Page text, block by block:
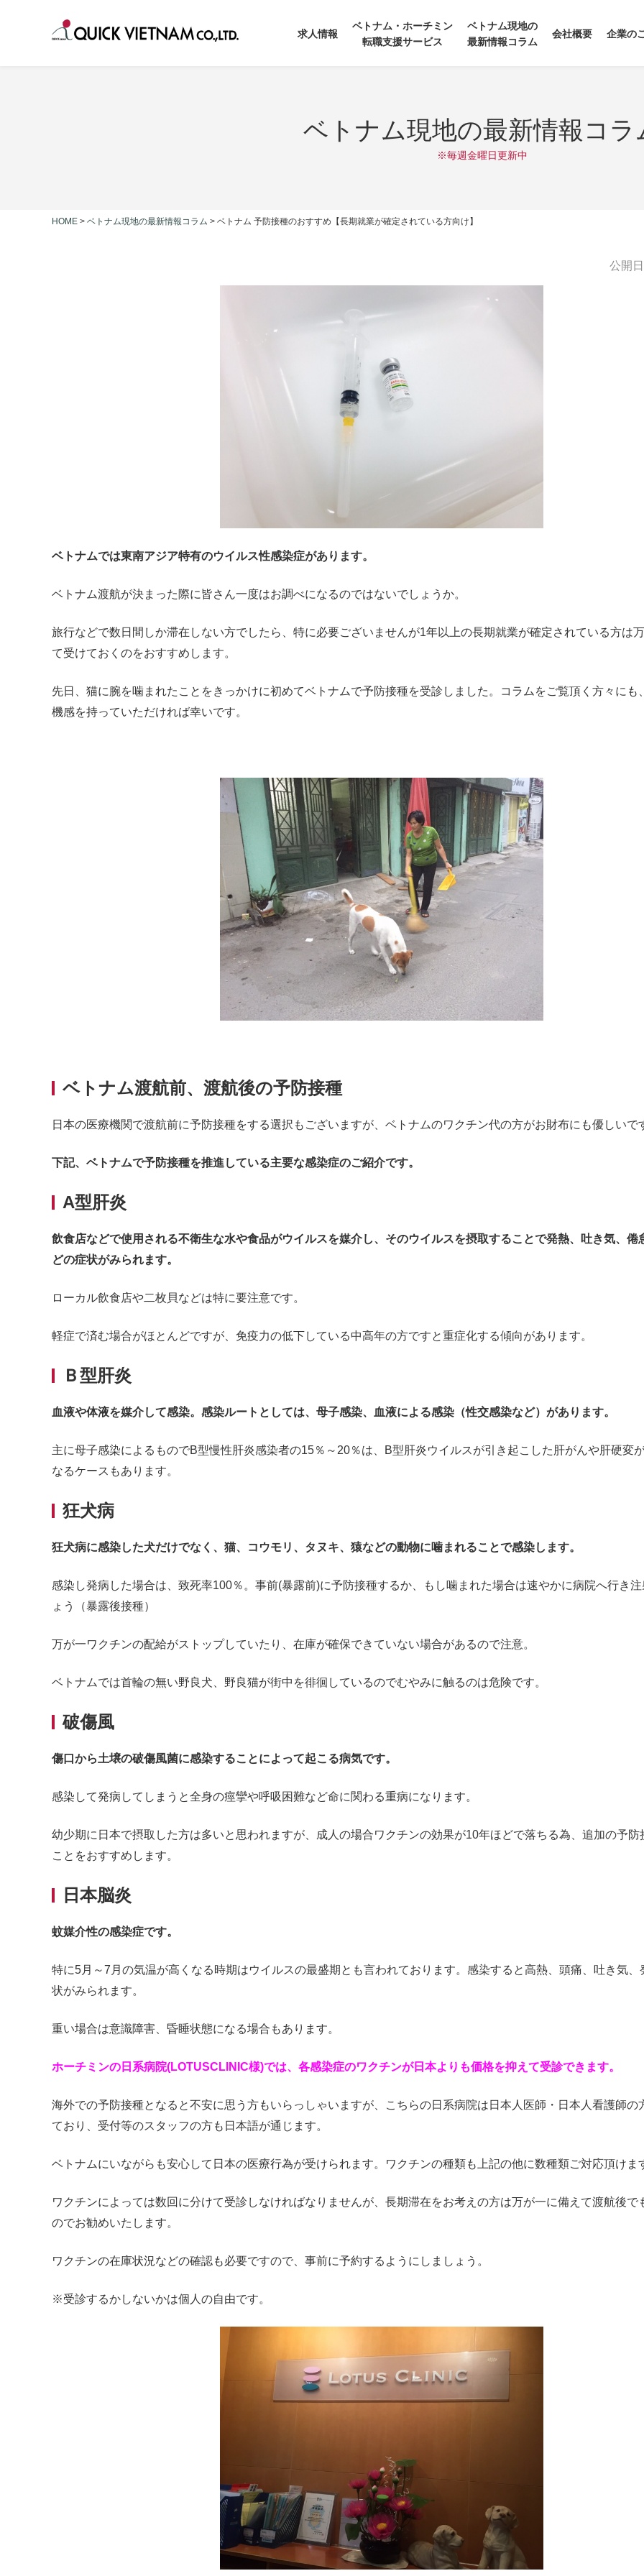
求人情報
ベトナム・ホーチミン
転職支援サービス
ベトナム現地の
最新情報コラム
会社概要 企業の
ベトナム現地の最新情報コラ
※毎週金曜日更新中
HOME > ベトナム現地の最新情報コラム > ベトナム 予防接種のおすすめ【長期就業が確定されている方向け】
公開
ベトナムでは東南アジア特有のウイルス性感染症があります。
ベトナム渡航が決まった際に皆さん一度はお調べになるのではないでしょうか。
旅行などで数日間しか滞在しない方でしたら、特に必要ございませんが1年以上の長期就業が確定されている方は
て受けておくのをおすすめします。
先日、猫に腕を噛まれたことをきっかけに初めてベトナムで予防接種を受診しました。コラムをご覧頂く方々にも
機感を持っていただければ幸いです。
ベトナム渡航前、渡航後の予防接種
日本の医療機関で渡航前に予防接種をする選択もございますが、ベトナムのワクチン代の方がお財布にも優しいで
下記、ベトナムで予防接種を推進している主要な感染症のご紹介です。
A型肝炎
飲食店などで使用される不衛生な水や食品がウイルスを媒介し、そのウイルスを摂取することで発熱、吐き気、倦
どの症状がみられます。
ローカル飲食店や二枚貝などは特に要注意です。
軽症で済む場合がほとんどですが、免疫力の低下している中高年の方ですと重症化する傾向があります。
Ｂ型肝炎
血液や体液を媒介して感染。感染ルートとしては、母子感染、血液による感染（性交感染など）があります。
主に母子感染によるものでB型慢性肝炎感染者の15％～20％は、B型肝炎ウイルスが引き起こした肝がんや肝硬変
なるケースもあります。
狂犬病
狂犬病に感染した犬だけでなく、猫、コウモリ、タヌキ、猿などの動物に噛まれることで感染します。
感染し発病した場合は、致死率100％。事前(暴露前)に予防接種するか、もし噛まれた場合は速やかに病院へ行き
ょう（暴露後接種）
万が一ワクチンの配給がストップしていたり、在庫が確保できていない場合があるので注意。
ベトナムでは首輪の無い野良犬、野良猫が街中を徘徊しているのでむやみに触るのは危険です。
破傷風
傷口から土壌の破傷風菌に感染することによって起こる病気です。
感染して発病してしまうと全身の痙攣や呼吸困難など命に関わる重病になります。
幼少期に日本で摂取した方は多いと思われますが、成人の場合ワクチンの効果が10年ほどで落ちる為、追加の予防
ことをおすすめします。
日本脳炎
蚊媒介性の感染症です。
特に5月～7月の気温が高くなる時期はウイルスの最盛期とも言われております。感染すると高熱、頭痛、吐き気、
状がみられます。
重い場合は意識障害、昏睡状態になる場合もあります。
ホーチミンの日系病院(LOTUSCLINIC様)では、各感染症のワクチンが日本よりも価格を抑えて受診できます。
海外での予防接種となると不安に思う方もいらっしゃいますが、こちらの日系病院は日本人医師・日本人看護師の
ており、受付等のスタッフの方も日本語が通じます。
ベトナムにいながらも安心して日本の医療行為が受けられます。ワクチンの種類も上記の他に数種類ご対応頂けま
ワクチンによっては数回に分けて受診しなければなりませんが、長期滞在をお考えの方は万が一に備えて渡航後で
のでお勧めいたします。
ワクチンの在庫状況などの確認も必要ですので、事前に予約するようにしましょう。
※受診するかしないかは個人の自由です。